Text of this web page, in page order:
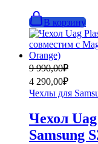
В корзину
9 990,00₽
Первоначальная
цена
составляла
9
990,00₽.
4 290,00₽
Текущая
цена:
4
290,00₽.
Чехлы для
Чехол
Samsung